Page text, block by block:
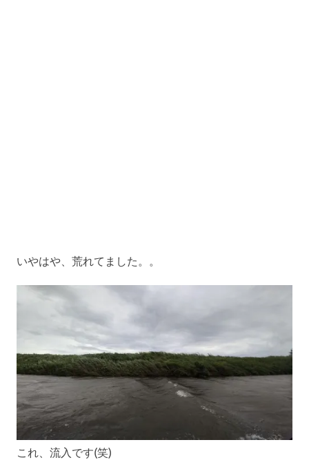
いやはや、荒れてました。。
これ、流入です(笑)